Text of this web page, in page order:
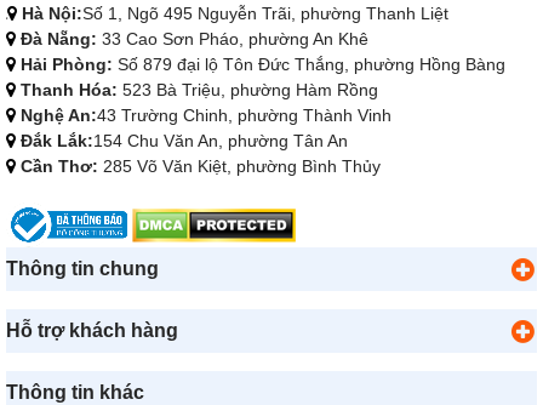
Hà Nội:Số 1, Ngõ 495 Nguyễn Trãi, phường Thanh Liệt
Đà Nẵng: 33 Cao Sơn Pháo, phường An Khê
Hải Phòng: Số 879 đại lộ Tôn Đức Thắng, phường Hồng Bàng
Thanh Hóa: 523 Bà Triệu, phường Hàm Rồng
Nghệ An:43 Trường Chinh, phường Thành Vinh
Đắk Lắk:154 Chu Văn An, phường Tân An
Cần Thơ: 285 Võ Văn Kiệt, phường Bình Thủy
Thông tin chung
Hỗ trợ khách hàng
Thông tin khác